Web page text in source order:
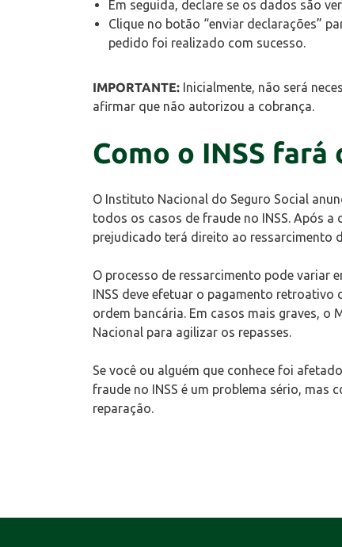
Em seguida, declare se os dados são
Clique no botão “enviar declarações”
pedido foi realizado com sucesso.
IMPORTANTE: Inicialmente, não será
afirmar que não autorizou a cobrança.
Como o INSS
O Instituto Nacional do Seguro Social
todos os casos de fraude no INSS. Após
prejudicado terá direito ao ressarcimento
O processo de ressarcimento pode variar
INSS deve efetuar o pagamento
ordem bancária. Em casos mais graves, o
Nacional para agilizar os repasses.
Se você ou alguém que conhece foi
fraude no INSS é um problema sério, mas
reparação.